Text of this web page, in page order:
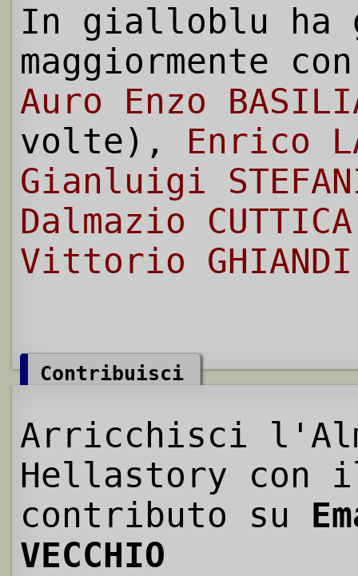
In gialloblu ha
maggiormente
Auro Enzo
volte), Enrico
Gianluigi
Dalmazio CUTTICA
Vittorio GHIANDI
Contribuisci
Arricchisci
Hellastory con
contributo su
VECCHIO